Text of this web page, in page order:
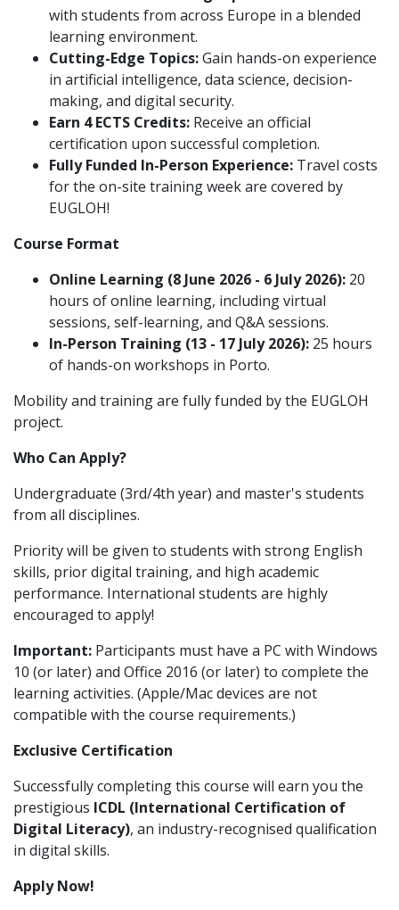
with students from across Europe in a blended
learning environment.
Cutting-Edge Topics:Gain hands-on experience
in artificial intelligence, data science, decision-
making, and digital security.
Earn 4 ECTS Credits: Receive an official
certification upon successful completion.
Fully Funded In-Person Experience: Travel costs
for the on-site training week are covered by
EUGLOH!
Course Format
Online Learning (8 June 2026 - 6 July 2026): 20
hours of online learning, including virtual
sessions, self-learning, and Q&A sessions.
In-Person Training (13 - 17 July 2026): 25 hours
of hands-on workshops in Porto.
Mobility and training are fully funded by the EUGLOH
project.
Who Can Apply?
Undergraduate (3rd/4th year) and master's students
from all disciplines.
Priority will be given to students with strong English
skills, prior digital training, and high academic
performance. International students are highly
encouraged to apply!
Important: Participants must have a PC with Windows
10 (or later) and Office 2016 (or later) to complete the
learning activities. (Apple/Mac devices are not
compatible with the course requirements.)
Exclusive Certification
Successfully completing this course will earn you the
prestigious ICDL (International Certification of
Digital Literacy), an industry-recognised qualification
in digital skills.
Apply Now!